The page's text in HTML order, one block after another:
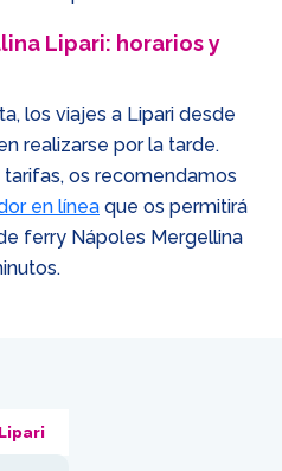
Lipari: horarios y
los viajes a Lipari desde
realizarse por la tarde.
tarifas, os recomendamos
en línea que os permitirá
ferry Nápoles Mergellina